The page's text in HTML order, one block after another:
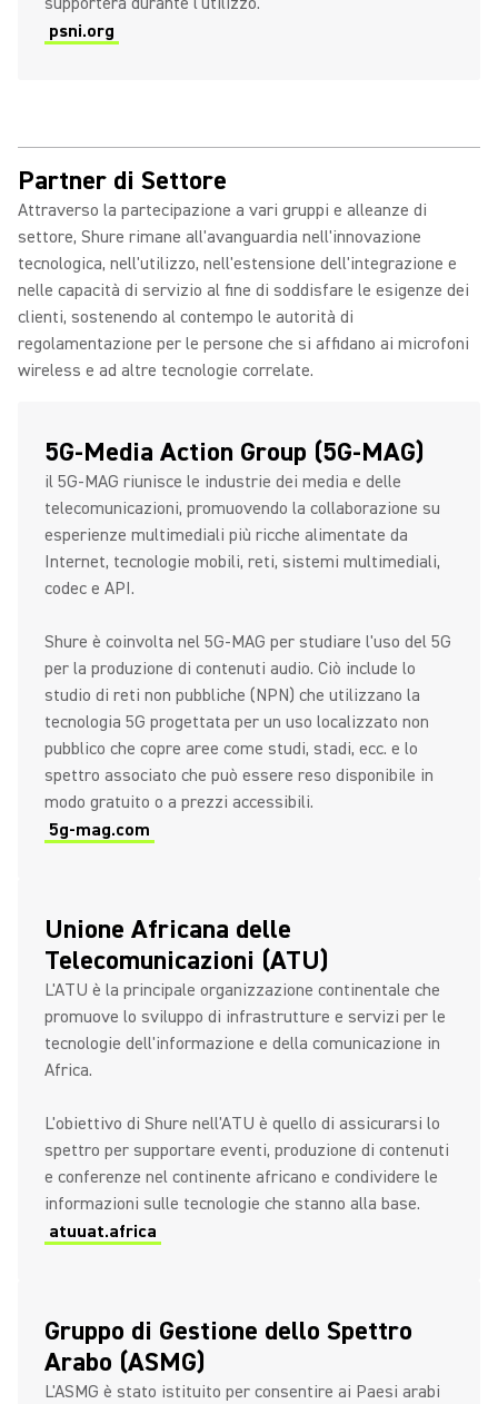
psni.org
Partner di Settore
Attraverso la partecipazione a vari gruppi e alleanze di
settore, Shure rimane all'avanguardia nell'innovazione
tecnologica, nell'utilizzo, nell'estensione dell'integrazione e
nelle capacità di servizio al fine di soddisfare le esigenze dei
clienti, sostenendo al contempo le autorità di
regolamentazione per le persone che si affidano ai microfoni
wireless e ad altre tecnologie correlate.
5G-Media Action Group (5G-MAG)
il 5G-MAG riunisce le industrie dei media e delle
telecomunicazioni, promuovendo la collaborazione su
esperienze multimediali più ricche alimentate da
Internet, tecnologie mobili, reti, sistemi multimediali,
codec e API.
Shure è coinvolta nel 5G-MAG per studiare l'uso del 5G
per la produzione di contenuti audio. Ciò include lo
studio di reti non pubbliche (NPN) che utilizzano la
tecnologia 5G progettata per un uso localizzato non
pubblico che copre aree come studi, stadi, ecc. e lo
spettro associato che può essere reso disponibile in
modo gratuito o a prezzi accessibili.
5g-mag.com
Unione Africana delle
Telecomunicazioni (ATU)
L'ATU è la principale organizzazione continentale che
promuove lo sviluppo di infrastrutture e servizi per le
tecnologie dell'informazione e della comunicazione in
Africa.
L'obiettivo di Shure nell'ATU è quello di assicurarsi lo
spettro per supportare eventi, produzione di contenuti
e conferenze nel continente africano e condividere le
informazioni sulle tecnologie che stanno alla base.
atuuat.africa
Gruppo di Gestione dello Spettro
Arabo (ASMG)
L'ASMG è stato istituito per consentire ai Paesi arabi